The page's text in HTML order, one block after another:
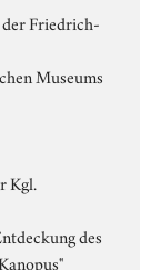
Friedrich-
Museums
Kgl.
des